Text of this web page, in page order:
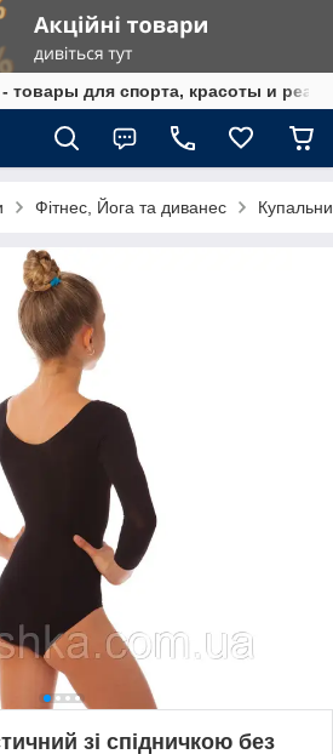
товары для спорта, красоты и
Фітнес, Йога та диванес
зі спідничкою без